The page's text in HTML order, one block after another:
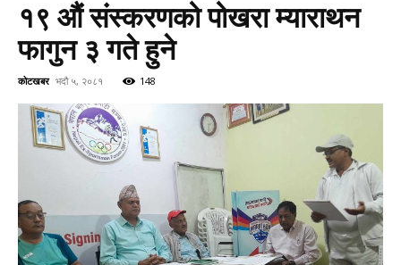
१९ औं संस्करणको पोखरा म्याराथन
फागुन ३ गते हुने
कोटखबर भदौ ५, २०८१ 148